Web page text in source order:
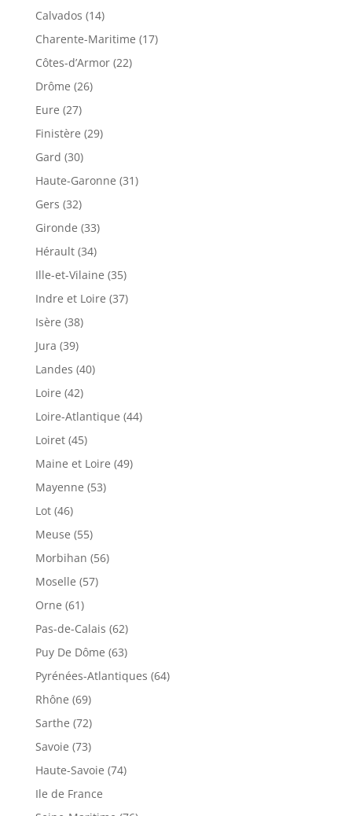
Calvados (14)
Charente-Maritime (17)
Côtes-d’Armor (22)
Drôme (26)
Eure (27)
Finistère (29)
Gard (30)
Haute-Garonne (31)
Gers (32)
Gironde (33)
Hérault (34)
Ille-et-Vilaine (35)
Indre et Loire (37)
Isère (38)
Jura (39)
Landes (40)
Loire (42)
Loire-Atlantique (44)
Loiret (45)
Maine et Loire (49)
Mayenne (53)
Lot (46)
Meuse (55)
Morbihan (56)
Moselle (57)
Orne (61)
Pas-de-Calais (62)
Puy De Dôme (63)
Pyrénées-Atlantiques (64)
Rhône (69)
Sarthe (72)
Savoie (73)
Haute-Savoie (74)
Ile de France